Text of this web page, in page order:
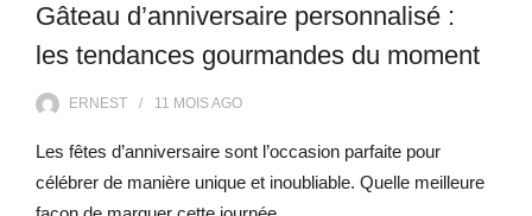
Gâteau d’anniversaire personnalisé :
les tendances gourmandes du moment
ERNEST 11 MOISAGO
Les fêtes d’anniversaire sont l’occasion parfaite pour
célébrer de manière unique et inoubliable. Quelle meilleure